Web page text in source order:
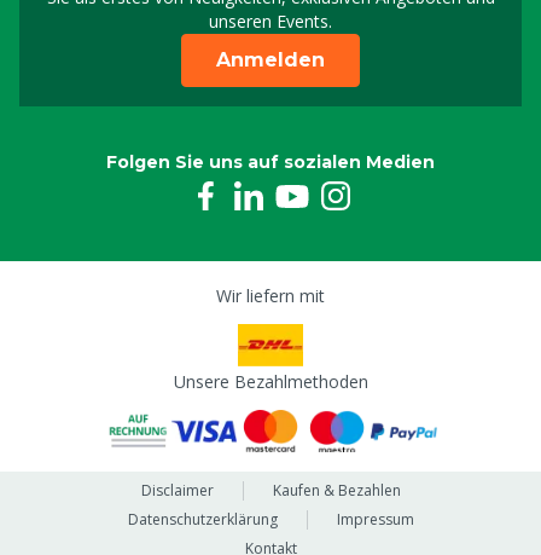
unseren Events.
Anmelden
Folgen Sie uns auf sozialen Medien
Wir liefern mit
Unsere Bezahlmethoden
Disclaimer
Kaufen & Bezahlen
Datenschutzerklärung
Impressum
Kontakt